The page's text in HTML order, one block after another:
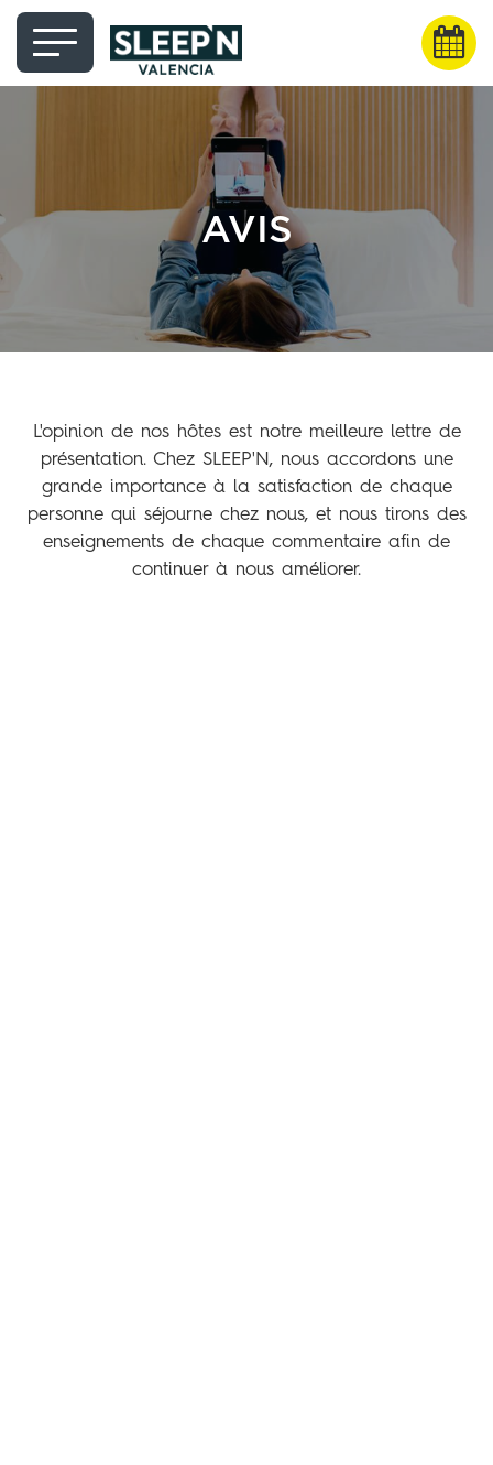
AVIS
L'opinion de nos hôtes est notre meilleure lettre de
présentation. Chez SLEEP'N, nous accordons une
grande importance à la satisfaction de chaque
personne qui séjourne chez nous, et nous tirons des
enseignements de chaque commentaire afin de
continuer à nous améliorer.